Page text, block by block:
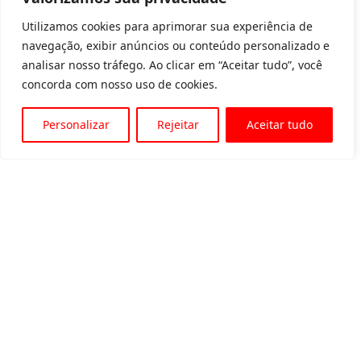
Utilizamos cookies para aprimorar sua experiência de
navegação, exibir anúncios ou conteúdo personalizado e
analisar nosso tráfego. Ao clicar em “Aceitar tudo”, você
concorda com nosso uso de cookies.
Personalizar Rejeitar Aceitar tudo